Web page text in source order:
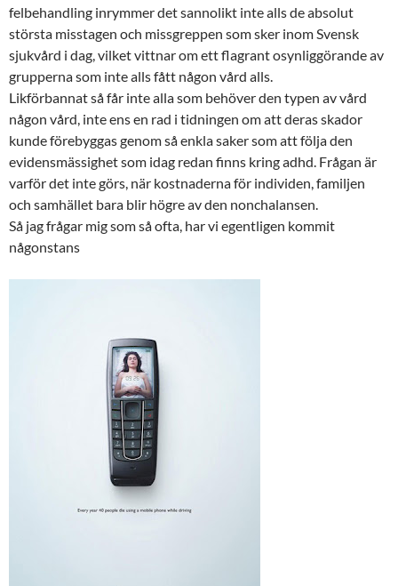
felbehandling inrymmer det sannolikt inte alls de absolut
största misstagen och missgreppen som sker inom Svensk
sjukvård i dag, vilket vittnar om ett flagrant osynliggörande av
grupperna som inte alls fått någon vård alls.
Likförbannat så får inte alla som behöver den typen av vård
någon vård, inte ens en rad i tidningen om att deras skador
kunde förebyggas genom så enkla saker som att följa den
evidensmässighet som idag redan finns kring adhd. Frågan är
varför det inte görs, när kostnaderna för individen, familjen
och samhället bara blir högre av den nonchalansen.
Så jag frågar mig som så ofta, har vi egentligen kommit
någonstans